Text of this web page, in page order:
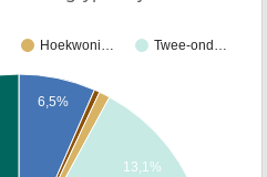
Hoekwoni…
Twee-ond…
6,5%
13,1%